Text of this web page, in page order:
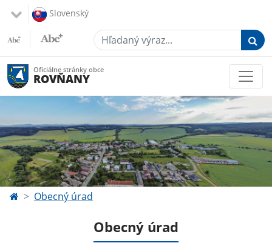
Slovenský
Hľadaný výraz...
Oficiálne stránky obce
ROVŇANY
Obecný úrad
Obecný úrad